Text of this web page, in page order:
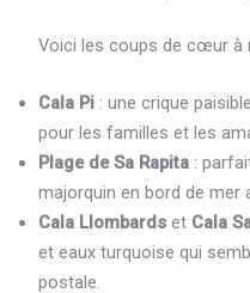
Voici les coups de cœur à
Cala Pi: une crique
pour les familles et les
Plage de Sa Rapita:
majorquin en bord de mer
Cala Llombardset Cala
et eaux turquoise qui
postale.